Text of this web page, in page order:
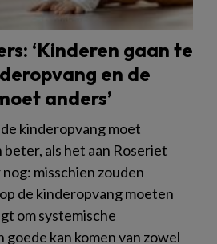
‘Kinderen gaan te
en de
anders’
kinderopvang moet
beter, als het aan Roseriet
misschien zouden
de kinderopvang moeten
om systemische
kan komen van zowel